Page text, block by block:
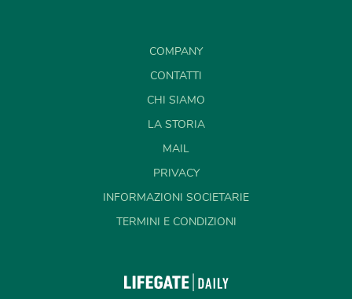
COMPANY
CONTATTI
CHI SIAMO
LA STORIA
MAIL
PRIVACY
INFORMAZIONI SOCIETARIE
TERMINI E CONDIZIONI